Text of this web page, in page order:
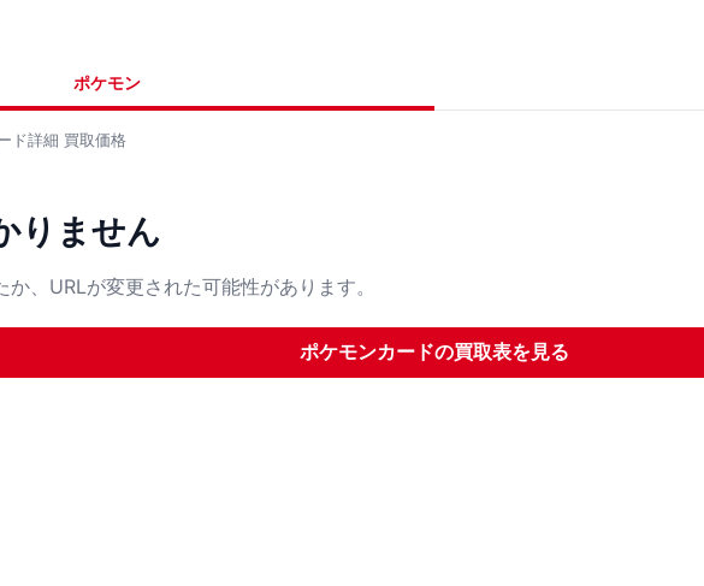
ポケモン
ド詳細 買取価格
りません
、URLが変更された可能性があります。
ポケモンカードの買取表を見る